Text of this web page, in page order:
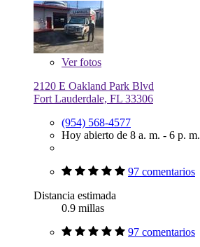
Verfotos
2120 E Oakland Park Blvd
Fort Lauderdale, FL 33306
(954) 568-4577
Hoy abierto de 8 a. m. - 6 p. m.
97 comentarios
Distancia estimada
0.9 millas
97 comentarios